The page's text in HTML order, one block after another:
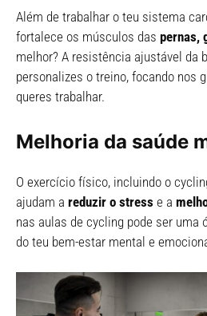
Além de trabalhar o teu sistema
fortalece os músculos das pernas,
melhor? A resistência ajustável da
personalizes o treino, focando nos
queres trabalhar.
Melhoria da saúde
O exercício físico, incluindo o
ajudam a reduzir o stress e a
nas aulas de cycling pode ser uma
do teu bem-estar mental e